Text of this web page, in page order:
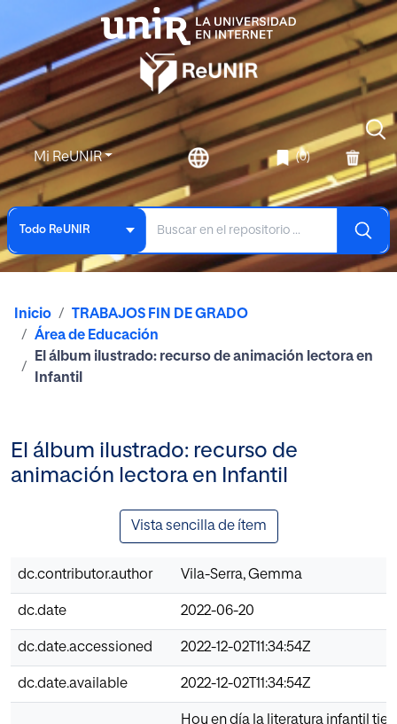
Mi ReUNIR (0)
Todo ReUNIR
Inicio
TRABAJOS FIN DE GRADO
Área de Educación
El álbum ilustrado: recurso de animación lectora en
Infantil
El álbum ilustrado: recurso de
animación lectora en Infantil
Vista sencilla de ítem
dc.contributor.author Vila-Serra, Gemma
dc.date 2022-06-20
dc.date.accessioned 2022-12-02T11:34:54Z
dc.date.available 2022-12-02T11:34:54Z
Hoy en día la literatura infantil